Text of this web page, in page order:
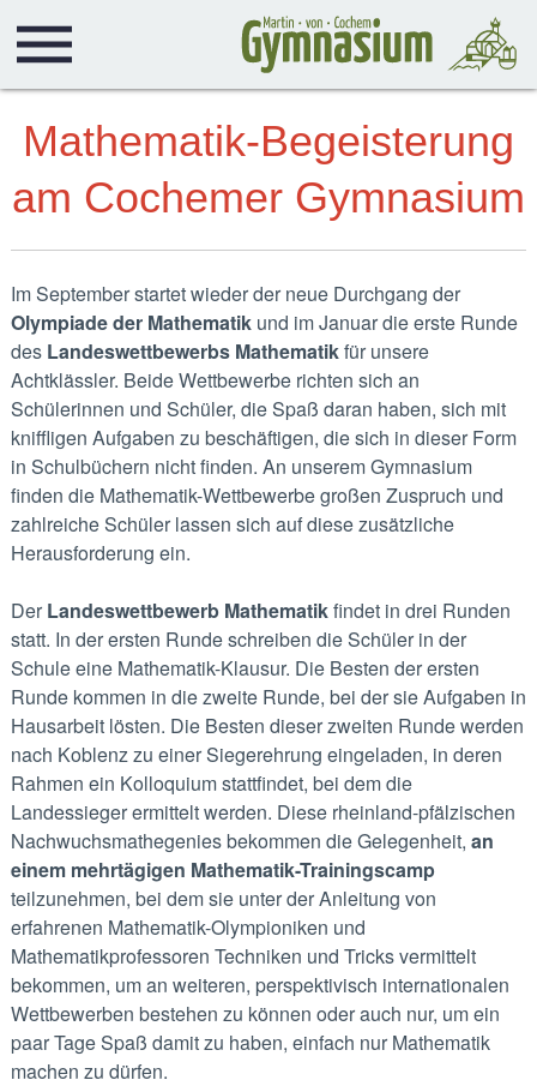
Mathematik-Begeisterung
am Cochemer Gymnasium
Im September startet wieder der neue Durchgang der
Olympiade der Mathematikund im Januar die erste Runde
des Landeswettbewerbs Mathematikfür unsere
Achtklässler. Beide Wettbewerbe richten sich an
Schülerinnen und Schüler, die Spaß daran haben, sich mit
kniffligen Aufgaben zu beschäftigen, die sich in dieser Form
in Schulbüchern nicht finden. An unserem Gymnasium
finden die Mathematik-Wettbewerbe großen Zuspruch und
zahlreiche Schüler lassen sich auf diese zusätzliche
Herausforderung ein.
Der Landeswettbewerb Mathematikfindet in drei Runden
statt. In der ersten Runde schreiben die Schüler in der
Schule eine Mathematik-Klausur. Die Besten der ersten
Runde kommen in die zweite Runde, bei der sie Aufgaben in
Hausarbeit lösten. Die Besten dieser zweiten Runde werden
nach Koblenz zu einer Siegerehrung eingeladen, in deren
Rahmen ein Kolloquium stattfindet, bei dem die
Landessieger ermittelt werden. Diese rheinland-pfälzischen
Nachwuchsmathegenies bekommen die Gelegenheit, an
einem mehrtägigen Mathematik-Trainingscamp
teilzunehmen, bei dem sie unter der Anleitung von
erfahrenen Mathematik-Olympioniken und
Mathematikprofessoren Techniken und Tricks vermittelt
bekommen, um an weiteren, perspektivisch internationalen
Wettbewerben bestehen zu können oder auch nur, um ein
paar Tage Spaß damit zu haben, einfach nur Mathematik
machen zu dürfen.